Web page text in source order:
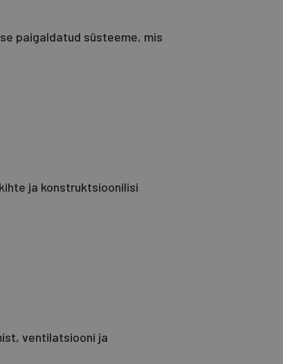
paigaldatud süsteeme, mis
ja konstruktsioonilisi
ventilatsiooni ja